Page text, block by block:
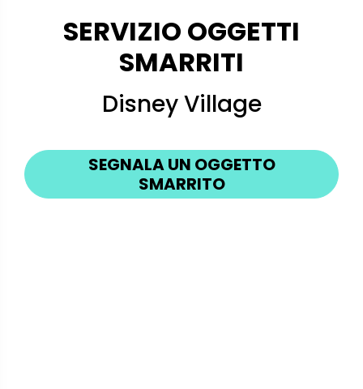
SERVIZIO OGGETTI
SMARRITI
Disney Village
SEGNALA UN OGGETTO
SMARRITO